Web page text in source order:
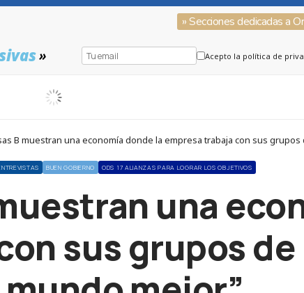
» Secciones dedicadas a
» Acepto la política de
B muestran una economía donde la empresa trabaja con sus
BUEN GOBIERNO ODS 17 ALIANZAS PARA LOGRAR LOS OBJETIVOS
una
sus grupos